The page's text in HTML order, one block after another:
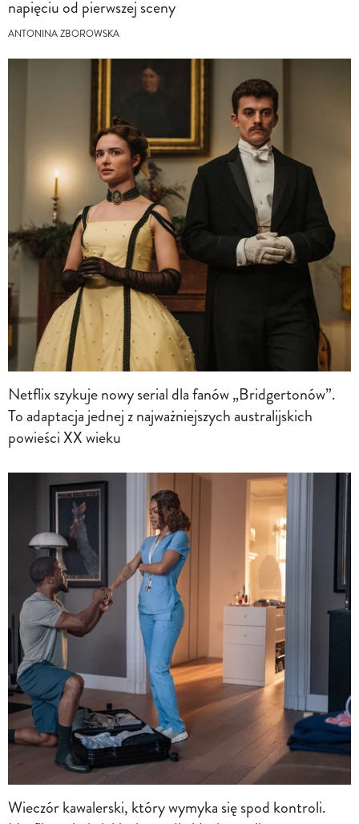
napięciu od pierwszej sceny
ANTONINA ZBOROWSKA
Netflix szykuje nowy serial dla fanów „Bridgertonów”.
To adaptacja jednej z najważniejszych australijskich
powieści XX wieku
Wieczór kawalerski, który wymyka się spod kontroli.